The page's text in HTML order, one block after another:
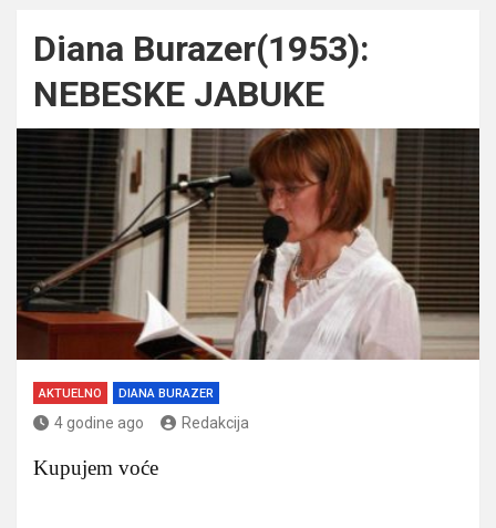
Diana Burazer(1953):
NEBESKE JABUKE
AKTUELNO DIANA BURAZER
4 godine ago Redakcija
Kupujem voće